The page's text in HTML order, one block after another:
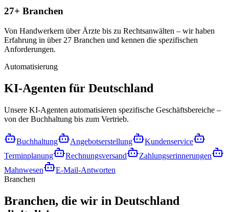
27+ Branchen
Von Handwerkern über Ärzte bis zu Rechtsanwälten – wir haben
Erfahrung in über 27 Branchen und kennen die spezifischen
Anforderungen.
Automatisierung
KI-Agenten für Deutschland
Unsere KI-Agenten automatisieren spezifische Geschäftsbereiche –
von der Buchhaltung bis zum Vertrieb.
Buchhaltung Angebotserstellung
Kundenservice
Terminplanung
Rechnungsversand
Zahlungserinnerungen
Mahnwesen
E-Mail-Antworten
Branchen
Branchen, die wir in Deutschland